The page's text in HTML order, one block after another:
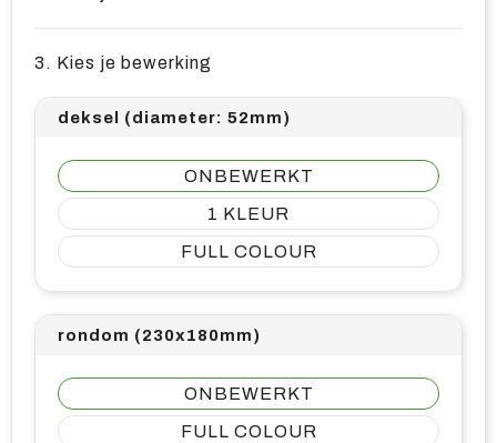
3. Kies je bewerking
deksel (diameter: 52mm)
ONBEWERKT
1
FULL COLOUR
rondom (230x180mm)
ONBEWERKT
FULL COLOUR